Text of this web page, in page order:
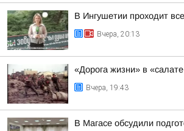
В Ингушетии проходит
Вчера, 20:13
«Дорога жизни» в
Вчера, 19:43
В Магасе обсудили